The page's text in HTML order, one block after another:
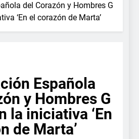
del Corazón y Hombres G
‘En el corazón de Marta’
Española
y Hombres G
la iniciativa ‘En
de Marta’